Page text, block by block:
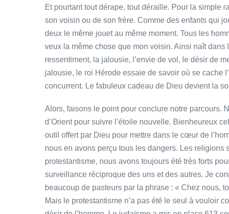
Et pourtant tout dérape, tout déraille. Pour la simple
son voisin ou de son frère. Comme des enfants qui
deux le même jouet au même moment. Tous les
veux la même chose que mon voisin. Ainsi naît
ressentiment, la jalousie, l’envie de vol, le désir de
jalousie, le roi Hérode essaie de savoir où se cache
concurrent. Le fabuleux cadeau de Dieu devient la
Alors, faisons le point pour conclure notre parcours.
d’Orient pour suivre l’étoile nouvelle. Bienheureux
outil offert par Dieu pour mettre dans le cœur de
nous en avons perçu tous les dangers. Les
protestantisme, nous avons toujours été très forts
surveillance réciproque des uns et des autres. Je
beaucoup de pasteurs par la phrase : « Chez nous,
Mais le protestantisme n’a pas été le seul à vouloir